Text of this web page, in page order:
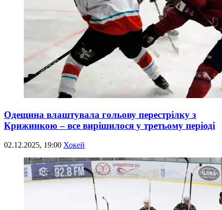
Одещина влаштувала гольову перестрілку з
Крижинкою – все вирішилося у третьому періоді
02.12.2025, 19:00 Хокей